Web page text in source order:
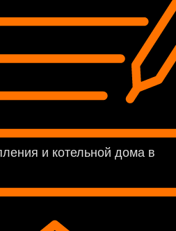
и котельной дома в